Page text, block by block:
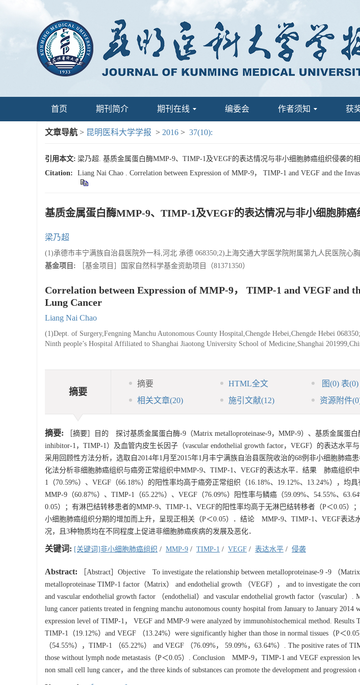
首页 期刊简介 期刊在线 编委会 作者须知 获
文章导航 > 昆明医科大学学报 > 2016 > 37(10):
引用本文: 梁乃超. 基质金属蛋白酶MMP-9、TIMP-1及VEGF的表达情况与非小细胞肺癌组织侵袭的
Citation:
Liang Nai Chao . Correlation between Expression of MMP-9， TIMP-1 and VEGF and the
基质金属蛋白酶MMP-9、TIMP-1及VEGF的表达情况与非小细胞肺癌
梁乃超
(1)承德市丰宁满族自治县医院外一科,河北 承德 068350;2)上海交通大学医学院附属第九人民医院心
基金项目:
［基金项目］国家自然科学基金资助项目（81371350）
Correlation between Expression of MMP-9， TIMP-1 and VEGF and
Lung Cancer
Liang Nai Chao
(1)Dept. of Surgery,Fengning Manchu Autonomous County Hospital,Chengde Hebei,Chengde Hebei
Ninth people’s Hospital Affiliated to Shanghai Jiaotong University School of Medicine,Shanghai
摘要
摘要 HTML全文 图(0) 表(0)
相关文章(20) 施引文献(12) 资源附件
摘要: ［摘要］目的 探讨基质金属蛋白酶-9（Matrix metalloproteinase-9，MMP-9）、基质金属蛋白
inhibitor-1，TIMP-1）及血管内皮生长因子（vascular endothelial growth factor，VEGF）的表达水
采用回顾性方法分析，选取自2014年1月至2015年1月丰宁满族自治县医院收治的68例非小细胞肺癌
化法分析非细胞肺癌组织与癌旁正常组织中MMP-9、TIMP-1、VEGF的表达水平．结果 肺癌组织
1（70.59%）、VEGF（66.18%）的阳性率均高于癌旁正常组织（16.18%、19.12%、13.24%），均
MMP-9（60.87%）、TIMP-1（65.22%）、VEGF（76.09%）阳性率与鳞癌（59.09%、54.55%、
0.05）；有淋巴结转移患者的MMP-9、TIMP-1、VEGF的阳性率均高于无淋巴结转移者（P＜0.05）
小细胞肺癌组织分期的增加而上升，呈现正相关（P＜0.05）．结论 MMP-9、TIMP-1、VEGF表达
况，且3种物质均在不同程度上促进非细胞肺癌疾病的发展及恶化．
关键词: [关键词]非小细胞肺癌组织 / MMP-9 / TIMP-1 / VEGF / 表达水平 / 侵袭
Abstract: ［Abstract］Objective To investigate the relationship between metalloproteinase-9 -9 （
metalloproteinase TIMP-1 factor（Matrix） and endothelial growth （VEGF）， and to investigate the
and vascular endothelial growth factor （endothelial）and vascular endothelial growth factor（vascular）
lung cancer patients treated in fengning manchu autonomous county hospital from January to January 2014
expression level of TIMP-1， VEGF and MMP-9 were analyzed by immunohistochemical method. Results
TIMP-1（19.12%）and VEGF （13.24%）were significantly higher than those in normal tissues（P＜
（54.55%），TIMP-1 （65.22%） and VEGF （76.09%， 59.09%，63.64%）. The positive rates of
those without lymph node metastasis（P＜0.05）. Conclusion MMP-9，TIMP-1 and VEGF expression
non small cell lung cancer，and the three kinds of substances can promote the development and